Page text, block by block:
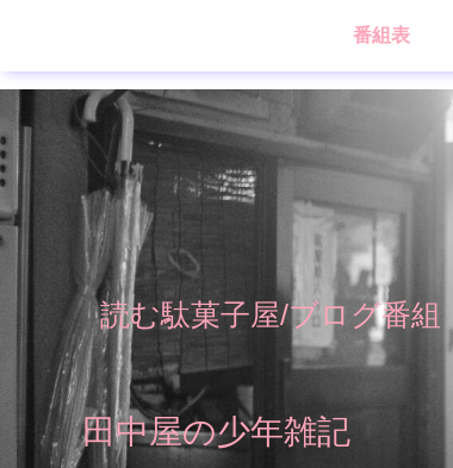
読む駄菓子屋/ブログ番組
田中屋の少年雑記
番組表